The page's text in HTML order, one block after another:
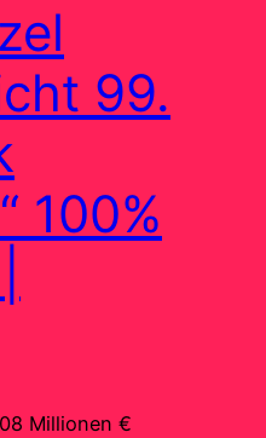
99.
100%
Millionen €